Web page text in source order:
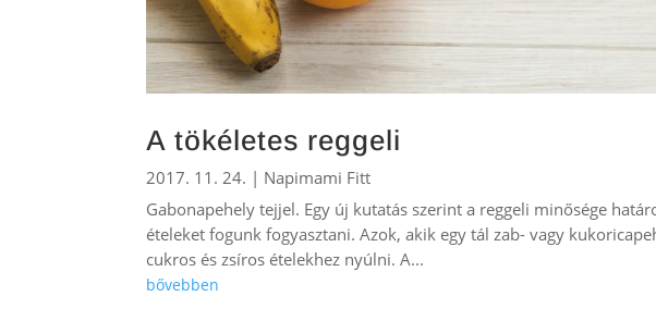
A tökéletes reggeli
2017. 11. 24. | Napimami Fitt
Gabonapehely tejjel. Egy új kutatás szerint a reggeli minősége
ételeket fogunk fogyasztani. Azok, akik egy tál zab- vagy
cukros és zsíros ételekhez nyúlni. A...
bővebben